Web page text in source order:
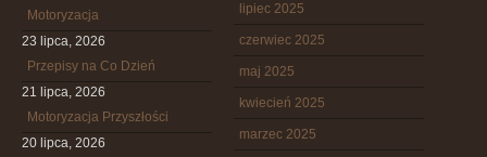
Motoryzacja
23 lipca, 2026
Przepisy na Co Dzień
21 lipca, 2026
Motoryzacja Przyszłości
20 lipca, 2026
lipiec 2025
czerwiec 2025
maj 2025
kwiecień 2025
marzec 2025